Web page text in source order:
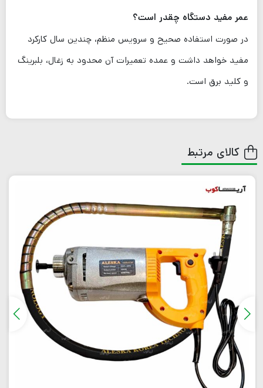
عمر مفید دستگاه چقدر است؟
در صورت استفاده صحیح و سرویس منظم، چندین سال کارکرد
مفید خواهد داشت و عمده تعمیرات آن محدود به زغال، بلبرینگ
و کلید برق است.
کالای مرتبط